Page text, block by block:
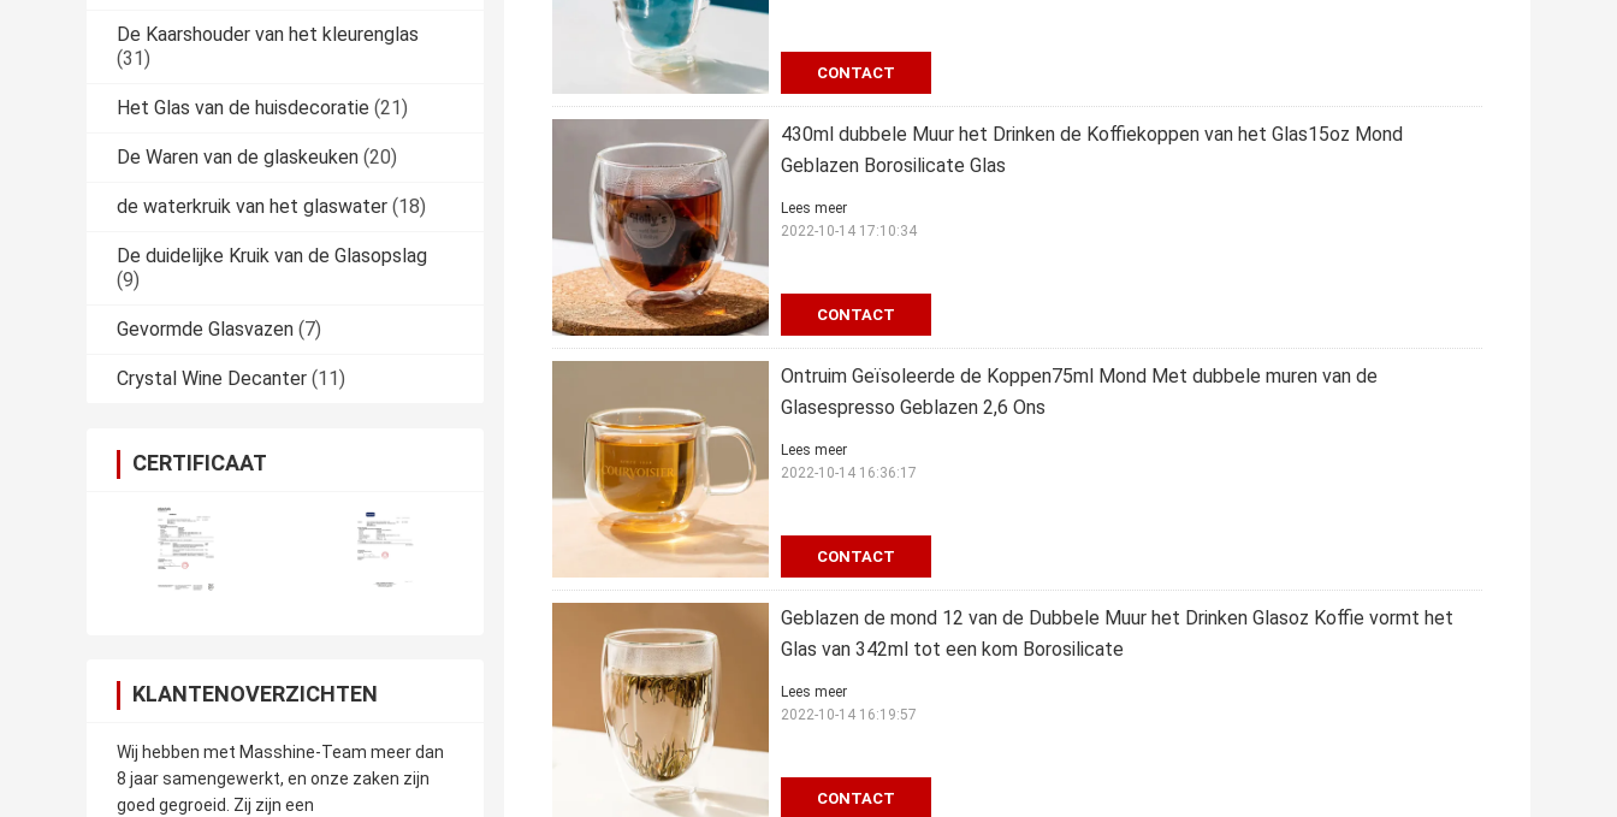
De Kaarshouder van het kleurenglas
(31)
Het Glas van de huisdecoratie (21)
De Waren van de glaskeuken (20)
de waterkruik van het glaswater (18)
De duidelijke Kruik van de Glasopslag
(9)
Gevormde Glasvazen (7)
Crystal Wine Decanter (11)
CERTIFICAAT
KLANTENOVERZICHTEN
Wij hebben met Masshine-Team meer dan
8 jaar samengewerkt, en onze zaken zijn
goed gegroeid. Zij zijn een
CONTACT
430ml dubbele Muur het Drinken de Koffiekoppen van het Glas15oz Mond
Geblazen Borosilicate Glas
CONTACT
Lees meer
2022-10-14 17:10:34
Ontruim Geïsoleerde de Koppen75ml Mond Met dubbele muren van de
Glasespresso Geblazen 2,6 Ons
CONTACT
Lees meer
2022-10-14 16:36:17
Geblazen de mond 12 van de Dubbele Muur het Drinken Glasoz Koffie vormt het
Glas van 342ml tot een kom Borosilicate
CONTACT
Lees meer
2022-10-14 16:19:57